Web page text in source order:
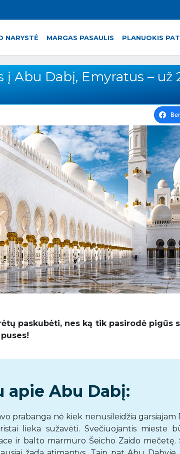
NARYSTĖ MARGAS PASAULIS PLANUOKIS
Abu Dabį, Emyratus – už
paskubėti, nes ką tik pasirodė pigūs
apie Abu Dabį:
prabanga nė kiek nenusileidžia garsiajam
lieka sužavėti. Svečiuojantis mieste
ir balto marmuro Šeicho Zaido mečetę.